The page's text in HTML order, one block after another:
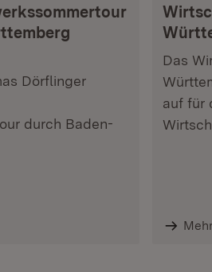
Dörflinger
durch Baden-
Das
auf für